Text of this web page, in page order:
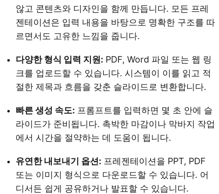
않고 콘텐츠와 디자인을 함께 만듭니다. 모든 프레
젠테이션은 입력 내용을 바탕으로 명확한 구조를 따
르면서도 고유한 느낌을 줍니다.
다양한 형식 입력 지원: PDF, Word 파일 또는 웹 링
크를 업로드할 수 있습니다. 시스템이 이를 읽고 적
절한 제목과 흐름을 갖춘 슬라이드로 변환합니다.
빠른 생성 속도: 프롬프트를 입력하면 몇 초 안에 슬
라이드가 준비됩니다. 촉박한 마감이나 막바지 작업
에서 시간을 절약하는 데 도움이 됩니다.
유연한 내보내기 옵션: 프레젠테이션을 PPT, PDF
또는 이미지 형식으로 다운로드할 수 있습니다. 어
디서든 쉽게 공유하거나 발표할 수 있습니다.